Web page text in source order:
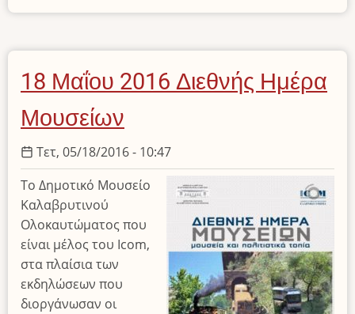
το
και
Εκπαίδευση»
Εκδήλωση
Διεθνή
Ημέρα
Μουσείων
Δευτέρα
05-
18 Μαΐου 2016 Διεθνής Ημέρα
Μουσείων
Τετ, 05/18/2016 - 10:47
Το Δημοτικό Μουσείο
Καλαβρυτινού
Ολοκαυτώματος που
είναι μέλος του Icom,
στα πλαίσια των
εκδηλώσεων που
διοργάνωσαν οι